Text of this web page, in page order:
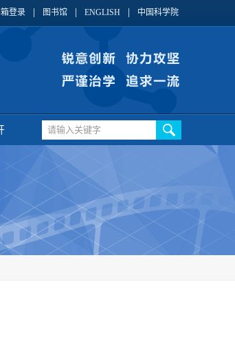
登录 图书馆 ENGLISH 中国科学院